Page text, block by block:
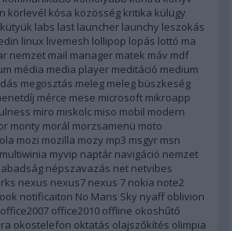
körlevél kósa közösség kritika külügy
kütyük labs last launcher launchy leszokás
linux livemesh lollipop lopás lottó ma
nemzet mail manager matek máv mdf
média media player meditáció medium
megosztás meleg meleg büszkeség
mérce mese microsoft mikroapp
miro miskolc miso mobil modern
monty morál morzsamenü moto
mozi mozilla mozy mp3 msgyr msn
multiwinia myvip naptár navigáció nemzet
népszavazás net netvibes
nexus nexus7 nexus 7 nokia note2
notificaiton No Mans Sky nyaff oblivion
office2007 office2010 offline okoshűtő
okostelefon oktatás olajszőkítés olimpia